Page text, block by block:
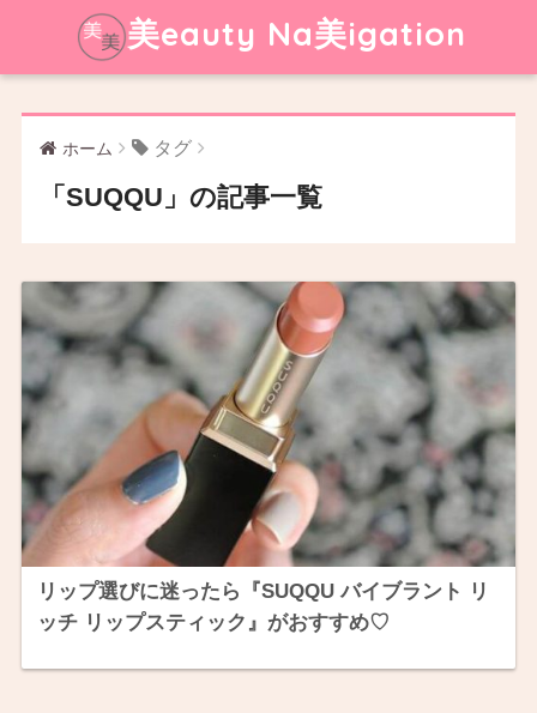
美eauty Na美igation
ホーム タグ
「SUQQU」の記事一覧
リップ選びに迷ったら『SUQQU バイブラント リ
ッチ リップスティック』がおすすめ♡